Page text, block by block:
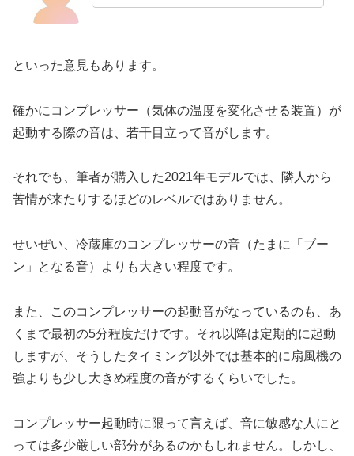
といった意見もあります。
確かにコンプレッサー（気体の温度を変化させる装置）が
起動する際の音は、若干目立って音がします。
それでも、筆者が購入した2021年モデルでは、隣人から
苦情が来たりするほどのレベルではありません。
せいぜい、冷蔵庫のコンプレッサーの音（たまに「ブー
ン」となる音）よりも大きい程度です。
また、このコンプレッサーの起動音がなっているのも、あ
くまで最初の5分程度だけです。それ以降は定期的に起動
しますが、そうしたタイミング以外では基本的に扇風機の
強よりも少し大きめ程度の音がするくらいでした。
コンプレッサー起動時に限って言えば、音に敏感な人にと
っては多少厳しい部分があるのかもしれません。しかし、